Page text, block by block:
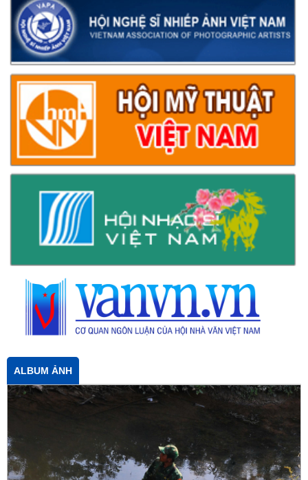
ALBUM ẢNH